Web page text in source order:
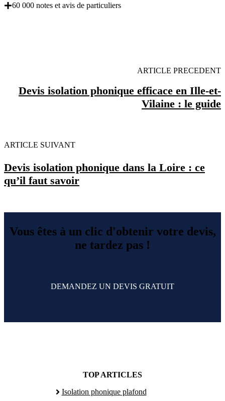
60 000 notes et avis de particuliers
ARTICLE PRECEDENT
Devis isolation phonique efficace en Ille-et-
Vilaine : le guide
ARTICLE SUIVANT
Devis isolation phonique dans la Loire : ce
qu’il faut savoir
Vous êtes à un clic d'obtenir votre devis,
ne tardez pas !
DEMANDEZ UN DEVIS GRATUIT
TOP ARTICLES
Isolation phonique plafond